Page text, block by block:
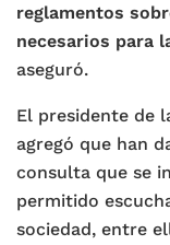
reglamentos
necesarios para
aseguró.
El presidente de
agregó que han
consulta que se
permitido
sociedad, entre